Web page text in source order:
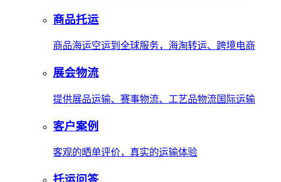
商品托运
商品海运空运到全球服务，海淘转运、跨境电商
展会物流
提供展品运输、赛事物流、工艺品物流国际运输
客户案例
客观的晒单评价，真实的运输体验
托运问答